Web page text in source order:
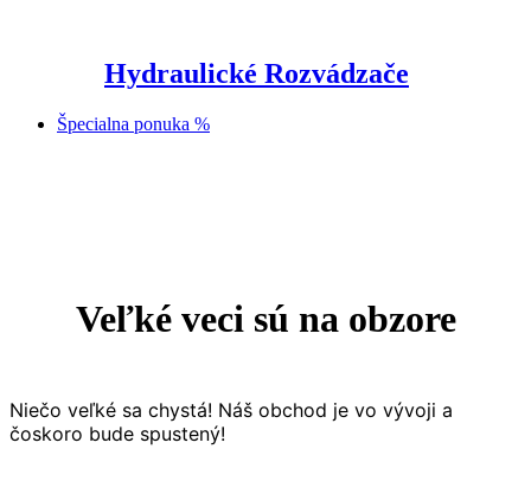
Hydraulické Rozvádzače
Špecialna ponuka %
Veľké veci sú na obzore
Niečo veľké sa chystá! Náš obchod je vo vývoji a
čoskoro bude spustený!